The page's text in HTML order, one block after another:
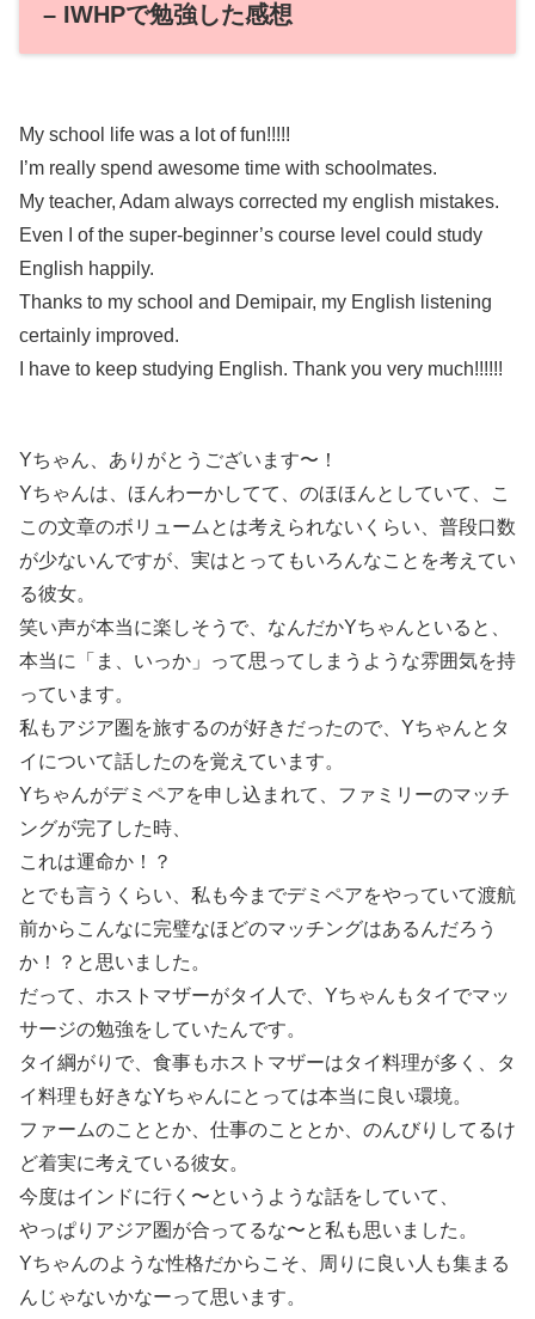
– IWHPで勉強した感想
My school life was a lot of fun!!!!!
I’m really spend awesome time with schoolmates.
My teacher, Adam always corrected my english mistakes.
Even I of the super-beginner’s course level could study
English happily.
Thanks to my school and Demipair, my English listening
certainly improved.
I have to keep studying English. Thank you very much!!!!!!
Yちゃん、ありがとうございます〜！
Yちゃんは、ほんわーかしてて、のほほんとしていて、こ
この文章のボリュームとは考えられないくらい、普段口数
が少ないんですが、実はとってもいろんなことを考えてい
る彼女。
笑い声が本当に楽しそうで、なんだかYちゃんといると、
本当に「ま、いっか」って思ってしまうような雰囲気を持
っています。
私もアジア圏を旅するのが好きだったので、Yちゃんとタ
イについて話したのを覚えています。
Yちゃんがデミペアを申し込まれて、ファミリーのマッチ
ングが完了した時、
これは運命か！？
とでも言うくらい、私も今までデミペアをやっていて渡航
前からこんなに完璧なほどのマッチングはあるんだろう
か！？と思いました。
だって、ホストマザーがタイ人で、Yちゃんもタイでマッ
サージの勉強をしていたんです。
タイ綱がりで、食事もホストマザーはタイ料理が多く、タ
イ料理も好きなYちゃんにとっては本当に良い環境。
ファームのこととか、仕事のこととか、のんびりしてるけ
ど着実に考えている彼女。
今度はインドに行く〜というような話をしていて、
やっぱりアジア圏が合ってるな〜と私も思いました。
Yちゃんのような性格だからこそ、周りに良い人も集まる
んじゃないかなーって思います。